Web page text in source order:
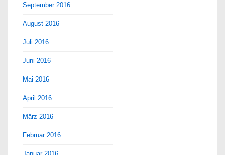
September 2016
August 2016
Juli 2016
Juni 2016
Mai 2016
April 2016
März 2016
Februar 2016